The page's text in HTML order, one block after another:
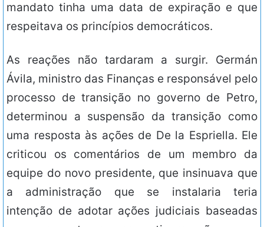
mandato tinha uma data de expiração e que
respeitava os princípios democráticos.
As reações não tardaram a surgir. Germán
Ávila, ministro das Finanças e responsável pelo
processo de transição no governo de Petro,
determinou a suspensão da transição como
uma resposta às ações de De la Espriella. Ele
criticou os comentários de um membro da
equipe do novo presidente, que insinuava que
a administração que se instalaria teria
intenção de adotar ações judiciais baseadas